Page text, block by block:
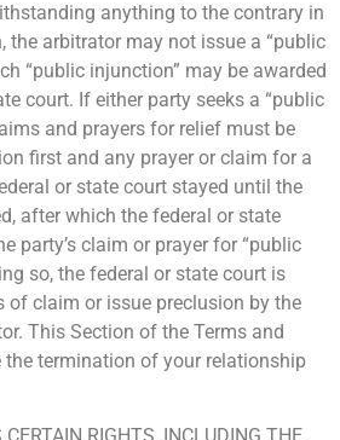
anything to the contrary in
the arbitrator may not issue a “public
“public injunction” may be awarded
court. If either party seeks a “public
and prayers for relief must be
first and any prayer or claim for a
or state court stayed until the
after which the federal or state
party’s claim or prayer for “public
so, the federal or state court is
of claim or issue preclusion by the
This Section of the Terms and
termination of your relationship